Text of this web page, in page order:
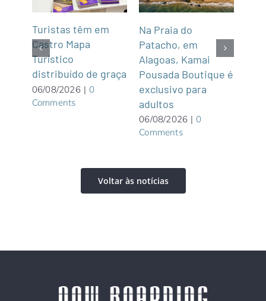
Turistas têm em
Castro Mapa
Turístico
distribuído de graça
06/08/2026 | 0
Comments
Na Praia do
Patacho, em
Alagoas, Kamai
Pousada Boutique é
exclusivo para
adultos
06/08/2026 | 0
Comments
Voltar às notícias